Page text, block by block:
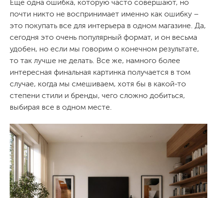
Еще одна ошибка, которую часто совершают, но
почти никто не воспринимает именно как ошибку –
это покупать все для интерьера в одном магазине. Да,
сегодня это очень популярный формат, и он весьма
удобен, но если мы говорим о конечном результате,
то так лучше не делать. Все же, намного более
интересная финальная картинка получается в том
случае, когда мы смешиваем, хотя бы в какой-то
степени стили и бренды, чего сложно добиться,
выбирая все в одном месте.